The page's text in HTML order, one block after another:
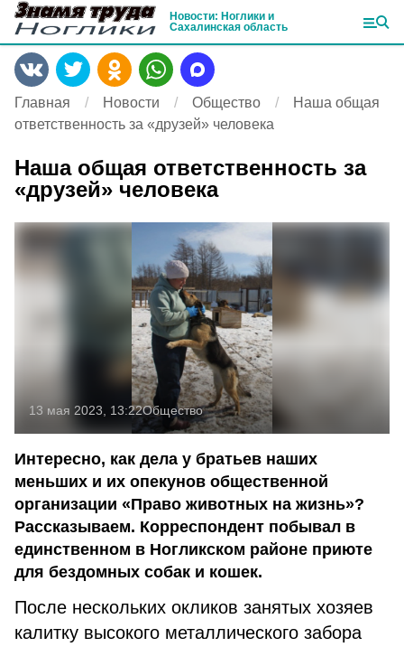
Новости: Ноглики и
Сахалинская область
Главная Новости Общество
Наша общая
ответственность за «друзей» человека
Наша общая ответственность за
«друзей» человека
13 мая 2023, 13:22Общество
Интересно, как дела у братьев наших
меньших и их опекунов общественной
организации «Право животных на жизнь»?
Рассказываем. Корреспондент побывал в
единственном в Ногликском районе приюте
для бездомных собак и кошек.
После нескольких окликов занятых хозяев
калитку высокого металлического забора